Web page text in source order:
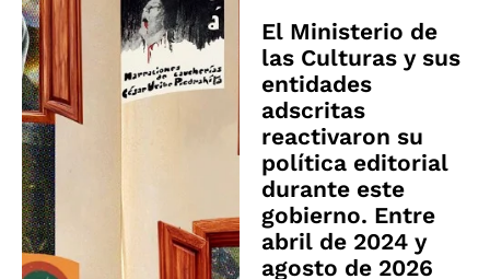
El Ministerio de
las Culturas y sus
entidades
adscritas
reactivaron su
política editorial
durante este
gobierno. Entre
abril de 2024 y
agosto de 2026